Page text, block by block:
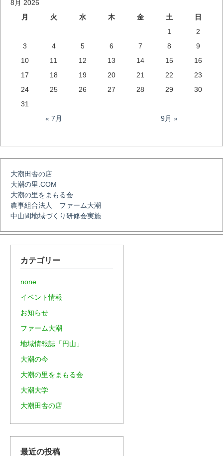
ナ
ビ
ゲ
ー
ョ
ン
8月 2026
月
火 水 木 金 土
日
1
2
3
4 5 6 7 8
9
10
11 12 13 14 15
16
17
18 19 20 21 22
23
24
25 26 27 28 29
30
31
« 7月
9月 »
大潮田舎の店
大潮の里.COM
大潮の里をまもる会
農事組合法人 ファーム大潮
中山間地域づくり研修会実施
カテゴリー
none
イベント情報
お知らせ
ファーム大潮
地域情報誌「円山」
大潮の今
大潮の里をまもる会
大潮大学
大潮田舎の店
最近の投稿